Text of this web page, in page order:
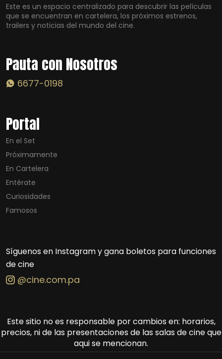
Este es un espacio centralizado para descubrir las películas
que se encuentran en cartelera, los próximos estrenos,
trailers y noticias del mundo del cine.
Pauta con Nosotros
6677-0198
Portal
En el Set
Próximamente
En Cartelera
Entérate
Curiosidades
Famosos
Síguenos en Instagram y gana boletos para funciones
de cine
@cine.com.pa
Este sitio no es responsable por cambios en: horarios,
precios, ni de las presentaciones de las salas de cine que
aqui se mencionan.